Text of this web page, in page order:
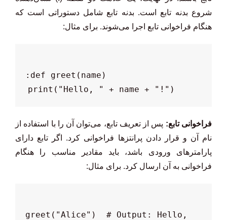
شروع بدنه تابع است. بدنه تابع شامل دستوراتی است که
هنگام فراخوانی تابع اجرا می‌شوند. برای مثال:
فراخوانی تابع: پس از تعریف تابع، می‌توان آن را با استفاده از
نام آن و قرار دادن پرانتزها فراخوانی کرد. اگر تابع دارای
پارامترهای ورودی باشد، باید مقادیر مناسب را هنگام
فراخوانی به آن ارسال کرد. برای مثال:
greet("Alice")  # Output: Hello,